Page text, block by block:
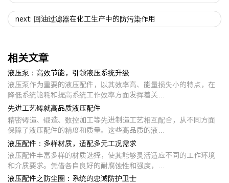
next: 回油过滤器在化工生产中的防污染作用
相关文章
液压泵：高效节能，引领液压系统升级
液压泵作为重要的液压配件，以其效率高、能量损失小的特点，在
降低系统能耗和提高系统工作效率方面发挥着关…
先进工艺铸就高品质液压配件
精密铸造、锻造、数控加工等先进制造工艺相互配合，从不同方面
保障了液压配件的精度和质量。这些高品质的液…
液压配件：多样材质，适配多元工况需求
液压配件丰富多样的材质选择，使其能够灵活适应不同的工作环境
和介质要求。凭借各自良好的耐腐蚀性和强度，…
液压配件之防尘圈：系统的忠诚防护卫士